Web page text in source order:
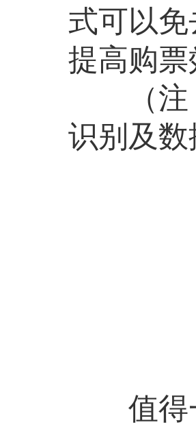
式可以
提高购
（注：
识别及
值得一